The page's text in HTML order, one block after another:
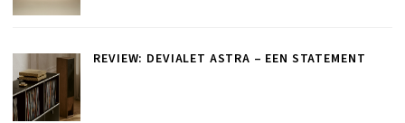
REVIEW: DEVIALET ASTRA – EEN STATEMENT